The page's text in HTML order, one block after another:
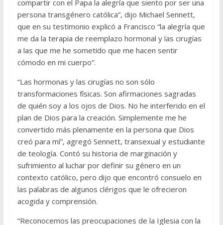
compartir con el Papa la alegría que siento por ser una
persona transgénero católica”, dijo Michael Sennett,
que en su testimonio explicó a Francisco “la alegría que
me da la terapia de reemplazo hormonal y las cirugías
a las que me he sometido que me hacen sentir
cómodo en mi cuerpo”.
“Las hormonas y las cirugías no son sólo
transformaciones físicas. Son afirmaciones sagradas
de quién soy a los ojos de Dios. No he interferido en el
plan de Dios para la creación. Simplemente me he
convertido más plenamente en la persona que Dios
creó para mí”, agregó Sennett, transexual y estudiante
de teología. Contó su historia de marginación y
sufrimiento al luchar por definir su género en un
contexto católico, pero dijo que encontró consuelo en
las palabras de algunos clérigos que le ofrecieron
acogida y comprensión.
“Reconocemos las preocupaciones de la Iglesia con la